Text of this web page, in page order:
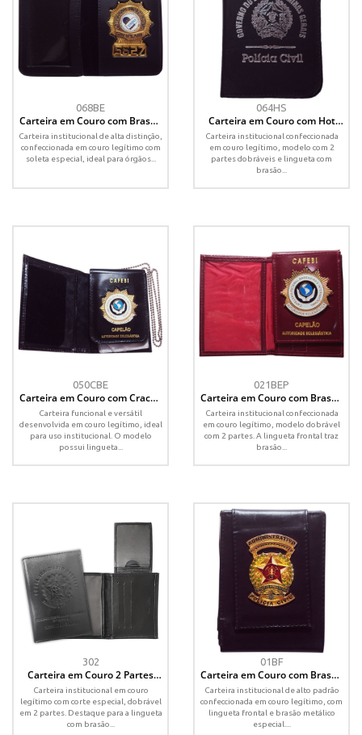
068BE
Carteira em Couro com Brasão
Numerado Vazado – Soleta
Especial
Carteira institucional de alta distinção,
confeccionada em couro legítimo com
soleta especial, ideal para órgãos...
064HS
Carteira em Couro com Hot
Stamp e Lingueta – Brasão
Personalizado
Carteira institucional confeccionada
em couro legítimo, modelo com 2
partes dobráveis e lingueta com
brasão...
050CBE
Carteira em Couro com Crachá
Destacável e Brasão Removível
Carteira funcional e versátil
desenvolvida em couro legítimo, ideal
para uso institucional. O modelo
possui lingueta...
021BEP
Carteira em Couro com Brasão
Estampado Removível -
Personalizada
Carteira institucional confeccionada
em couro legítimo, modelo dobrável
com 2 partes. A lingueta frontal traz
brasão...
302
Carteira em Couro 2 Partes
com Brasão Removível e Porta-
Card
Carteira institucional em couro
legítimo com corte especial, dobrável
em 2 partes. Destaque para a lingueta
com brasão...
01BF
Carteira em Couro com Brasão
Especial – Porta-Notas e
Cartões
Carteira institucional de alto padrão
confeccionada em couro legítimo, com
lingueta frontal e brasão metálico
especial....